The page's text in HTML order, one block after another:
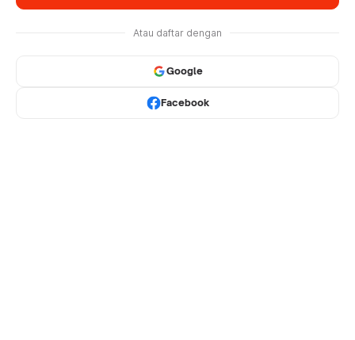
Atau daftar dengan
Google
Facebook